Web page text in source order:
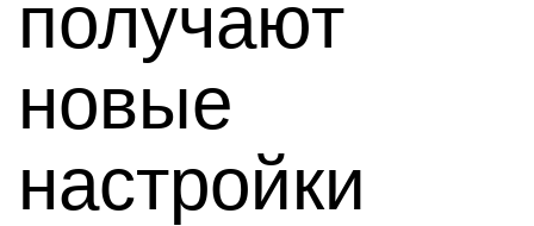
получают
новые
настройки